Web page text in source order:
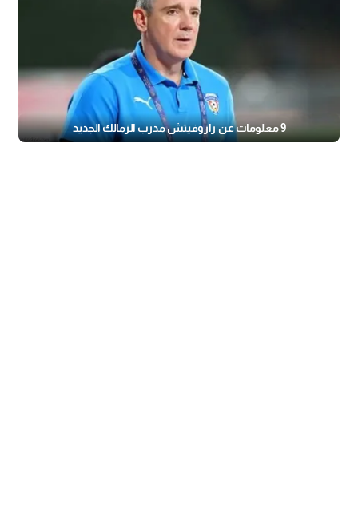
9 معلومات عن رازوفيتش مدرب الزمالك الجديد